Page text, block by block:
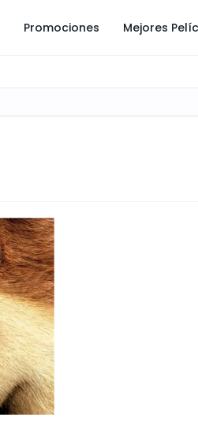
Promociones Mejores